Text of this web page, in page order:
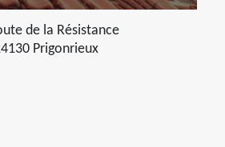
de la Résistance
Prigonrieux